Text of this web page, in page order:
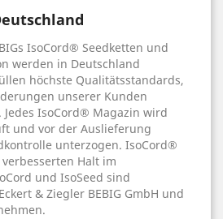
IsoCord® Seedketten und
werden in Deutschland
höchste Qualitätsstandards,
unserer Kunden
IsoCord® Magazin wird
und vor der Auslieferung
unterzogen. IsoCord®
Halt im
und IsoSeed sind
& Ziegler BEBIG GmbH und